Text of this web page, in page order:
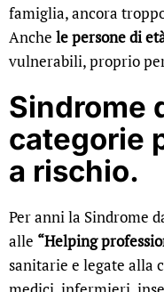
famiglia, ancora
Anche le persone di
vulnerabili, proprio
Sindrome
categorie
a rischio.
Per anni la Sindrome
alle “Helping
sanitarie e legate alla